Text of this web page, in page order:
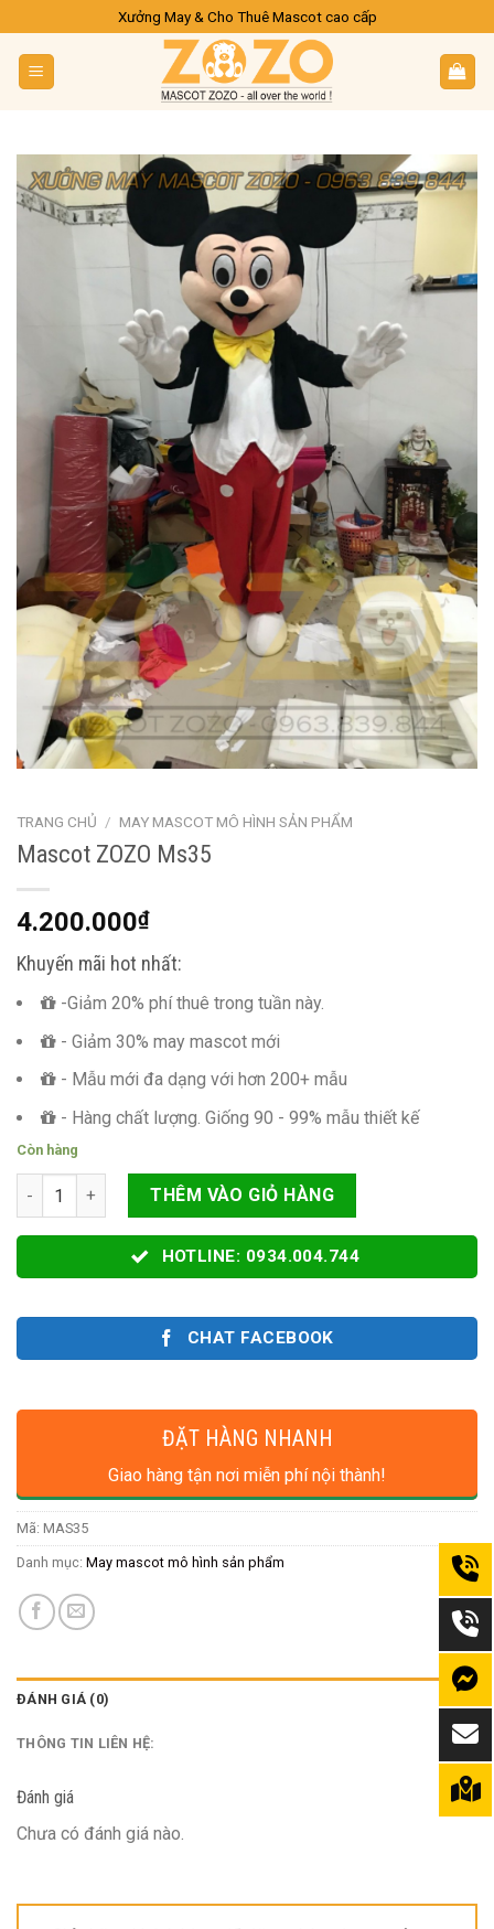
content
Xưởng May & Cho Thuê Mascot cao cấp
TRANG CHỦ / MAY MASCOT MÔ HÌNH SẢN PHẨM
Mascot ZOZO Ms35
4.200.000₫
Khuyến mãi hot nhất:
-Giảm 20% phí thuê trong tuần này.
- Giảm 30% may mascot mới
- Mẫu mới đa dạng với hơn 200+ mẫu
- Hàng chất lượng. Giống 90 - 99% mẫu thiết kế
Còn hàng
Mascot ZOZO Ms35 số lượngTHÊM VÀO GIỎ HÀNG
HOTLINE: 0934.004.744
CHAT FACEBOOK
ĐẶT HÀNG NHANH
Giao hàng tận nơi miễn phí nội thành!
Mã: MAS35
Danh mục: May mascot mô hình sản phẩm
ĐÁNH GIÁ (0)
THÔNG TIN LIÊN HỆ:
Đánh giá
Chưa có đánh giá nào.